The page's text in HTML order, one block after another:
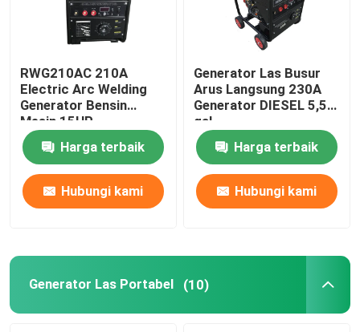
Generator Las Portabel
Tongkat Pengelasan Generator
Tukang Las yang Digerakkan Mesin
Generator Listrik Portabel
Pembangkit Listrik Senyap
RWG210AC 210A
Electric Arc Welding
Generator Bensin
Mesin 15HP
Harga terbaik
Hubungi kami
Generator Las Busur
Arus Langsung 230A
Generator DIESEL 5,5
gal
Harga terbaik
Hubungi kami
Generator Las Portabel (10)